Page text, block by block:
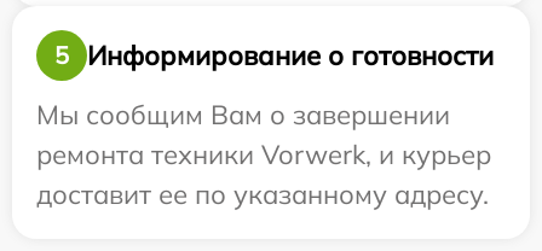
5
Информирование о готовности
Мы сообщим Вам о завершении
ремонта техники Vorwerk, и курьер
доставит ее по указанному адресу.